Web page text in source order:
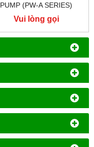
PUMP (PW-A SERIES)
Vui lòng gọi